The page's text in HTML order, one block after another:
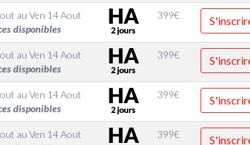
auVen 14 Aout
disponibles
399€
auVen 14 Aout
disponibles
399€
auVen 14 Aout
disponibles
399€
auVen 14 Aout
399€